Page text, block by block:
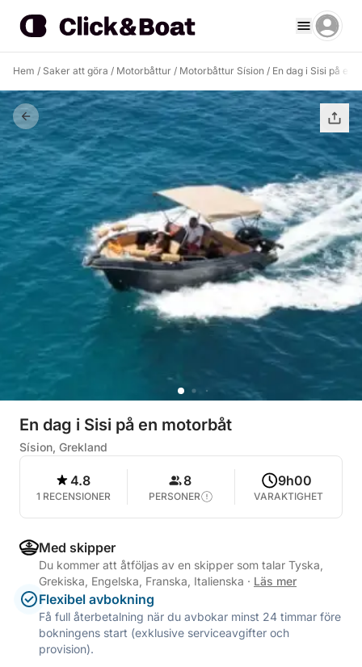
Hem / Saker att göra / Motorbåttur / Motorbåttur Sísion / En dag i Sisi på en
En dag i Sisi på en motorbåt
Sísion, Grekland
4.8
1 RECENSIONER
8
PERSONER
9h00
VARAKTIGHET
Med skipper
Du kommer att åtföljas av en skipper som talar Tyska,
Grekiska, Engelska, Franska, Italienska · Läs mer
Flexibel avbokning
Få full återbetalning när du avbokar minst 24 timmar före
bokningens start (exklusive serviceavgifter och
provision).